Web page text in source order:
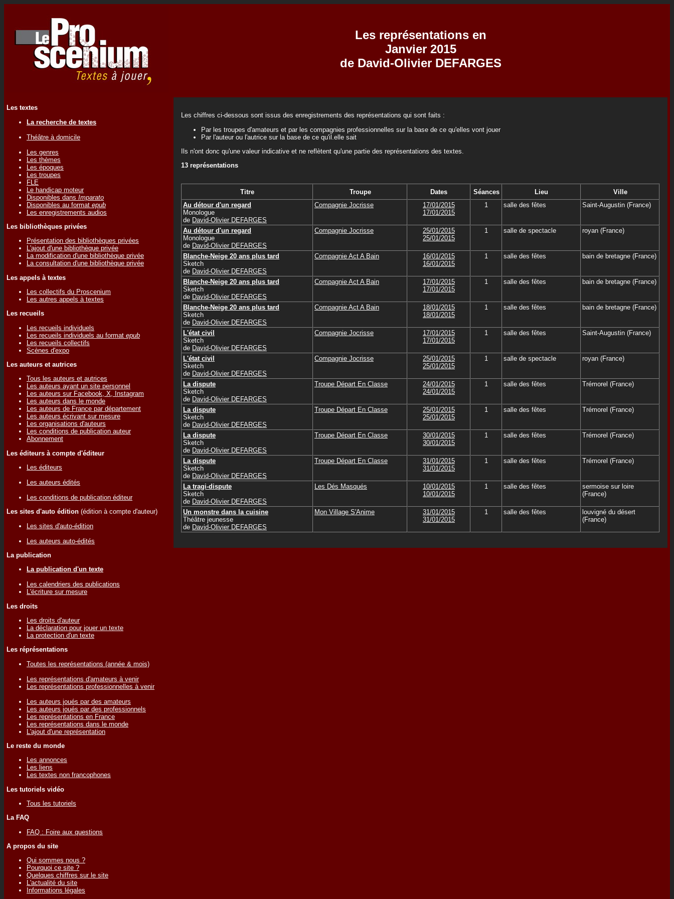
Les représentations en
Janvier 2015
de David-Olivier DEFARGES
Les textes
La recherche de textes
Théâtre à domicile
Les genres
Les thèmes
Les époques
Les troupes
FLE
Le handicap moteur
Disponibles dans Imparato
Disponibles au format epub
Les enregistrements audios
Les bibliothèques privées
Présentation des bibliothèques privées
L'ajout d'une bibliothèque privée
La modification d'une bibliothèque privée
La consultation d'une bibliothèque privée
Les appels à textes
Les collectifs du Proscenium
Les autres appels à textes
Les recueils
Les recueils individuels
Les recueils individuels au format epub
Les recueils collectifs
Scènes d'expo
Les auteurs et autrices
Tous les auteurs et autrices
Les auteurs ayant un site personnel
Les auteurs sur Facebook, X, Instagram
Les auteurs dans le monde
Les auteurs de France par département
Les auteurs écrivant sur mesure
Les organisations d'auteurs
Les conditions de publication auteur
Abonnement
Les éditeurs à compte d'éditeur
Les éditeurs
Les auteurs édités
Les conditions de publication éditeur
Les sites d'auto édition (édition à compte d'auteur)
Les sites d'auto-édition
Les auteurs auto-édités
La publication
La publication d'un texte
Les calendriers des publications
L'écriture sur mesure
Les droits
Les droits d'auteur
La déclaration pour jouer un texte
La protection d'un texte
Les réprésentations
Toutes les représentations (année & mois)
Les représentations d'amateurs à venir
Les représentations professionnelles à venir
Les auteurs joués par des amateurs
Les auteurs joués par des professionnels
Les représentations en France
Les représentations dans le monde
L'ajout d'une représentation
Le reste du monde
Les annonces
Les liens
Les textes non francophones
Les tutoriels vidéo
Tous les tutoriels
La FAQ
FAQ : Foire aux questions
A propos du site
Qui sommes nous ?
Pourquoi ce site ?
Quelques chiffres sur le site
L'actualité du site
Informations légales
Les chiffres ci-dessous sont issus des enregistrements des représentations qui sont faits :
Par les troupes d'amateurs et par les compagnies professionnelles sur la base de ce qu'elles vont jouer
Par l'auteur ou l'autrice sur la base de ce qu'il.elle sait
Ils n'ont donc qu'une valeur indicative et ne reflètent qu'une partie des représentations des textes.
13 représentations
Titre Troupe Dates Séances Lieu
Ville
Au détour d'un regard
Monologue
de David-Olivier DEFARGES
Compagnie Jocrisse
17/01/2015
17/01/2015
1 salle des fêtes Saint-Augustin (France)
Au détour d'un regard
Monologue
de David-Olivier DEFARGES
Compagnie Jocrisse
25/01/2015
25/01/2015
1 salle de spectacle royan (France)
Blanche-Neige 20 ans plus tard
Sketch
de David-Olivier DEFARGES
Compagnie Act A Bain
16/01/2015
16/01/2015
1 salle des fêtes bain de bretagne (France)
Blanche-Neige 20 ans plus tard
Sketch
de David-Olivier DEFARGES
Compagnie Act A Bain
17/01/2015
17/01/2015
1 salle des fêtes bain de bretagne (France)
Blanche-Neige 20 ans plus tard
Sketch
de David-Olivier DEFARGES
Compagnie Act A Bain
18/01/2015
18/01/2015
1 salle des fêtes bain de bretagne (France)
L'état civil
Sketch
de David-Olivier DEFARGES
Compagnie Jocrisse
17/01/2015
17/01/2015
1 salle des fêtes Saint-Augustin (France)
L'état civil
Sketch
de David-Olivier DEFARGES
Compagnie Jocrisse
25/01/2015
25/01/2015
1 salle de spectacle royan (France)
La dispute
Sketch
de David-Olivier DEFARGES
Troupe Départ En Classe
24/01/2015
24/01/2015
1 salle des fêtes Trémorel (France)
La dispute
Sketch
de David-Olivier DEFARGES
Troupe Départ En Classe
25/01/2015
25/01/2015
1 salle des fêtes Trémorel (France)
La dispute
Sketch
de David-Olivier DEFARGES
Troupe Départ En Classe
30/01/2015
30/01/2015
1 salle des fêtes Trémorel (France)
La dispute
Sketch
de David-Olivier DEFARGES
Troupe Départ En Classe
31/01/2015
31/01/2015
1 salle des fêtes Trémorel (France)
La tragi-dispute
Sketch
de David-Olivier DEFARGES
Les Dés Masqués
10/01/2015
10/01/2015
1 salle des fêtes
sermoise sur loire
(France)
Un monstre dans la cuisine
Théâtre jeunesse
de David-Olivier DEFARGES
Mon Village S'Anime
31/01/2015
31/01/2015
1 salle des fêtes
louvigné du désert
(France)